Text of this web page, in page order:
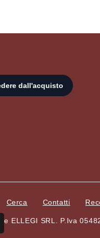
Cerca Contatti
ELLEGI SRL. P.Iva